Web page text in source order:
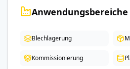
Anwendungsbereiche
Blechlagerung
Kommissionierung